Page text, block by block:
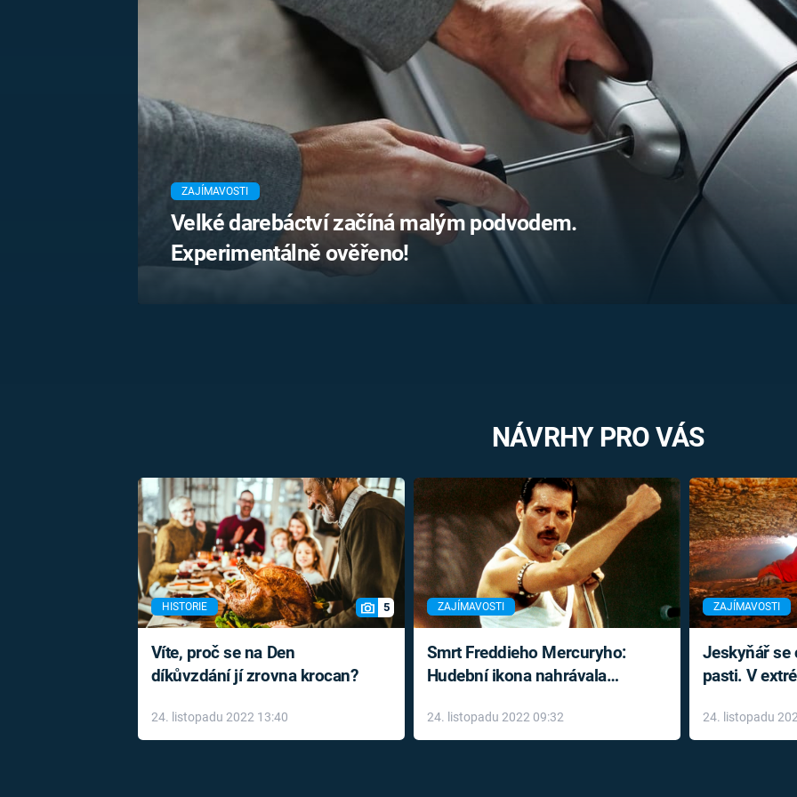
PRVNÍ SVĚTOVÁ
MARIE TEREZIE
NAPOLEON
RODINA
UFO A
MIMOZEMŠŤANÉ
UTAJENÉ PŘÍBĚHY
ČESKÝCH DĚJIN
HISTORIE
FILMY
REALITA
HORORY
REALITA
OPTICKÉ
KLAMY
ZAJÍMAVOSTI
Velké darebáctví začíná malým podvodem.
Experimentálně ověřeno!
NÁVRHY PRO VÁS
HISTORIE 5
Víte, proč se na Den
díkůvzdání jí zrovna krocan?
24. listopadu 2022 13:40
ZAJÍMAVOSTI
Smrt Freddieho Mercuryho:
Hudební ikona nahrávala
léky
24. listopadu 2022 09:32
ZAJÍMAVOSTI
Jeskyňář se
pasti. V
24. listopadu